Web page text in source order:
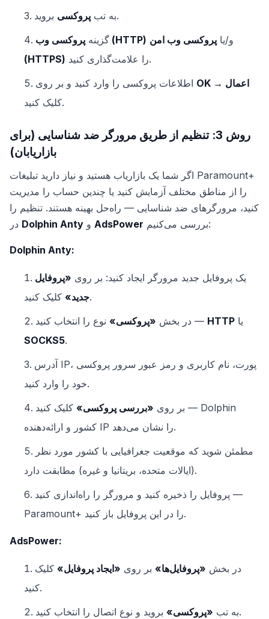
به تب پروکسی
بروید.
گزینه پروکسی وب (HTTP) و/یا پروکسی وب امن
(HTTPS)
را علامت‌گذاری کنید.
OK → اعمال
کلیک کنید.
روش 3: تنظیم از طریق مرورگر ضد شناسایی (برای
بازاریابان)
اگر شما یک بازاریاب هستید و نیاز دارید تبلیغات Paramount+
را از مناطق مختلف آزمایش کنید یا چندین حساب را مدیریت
کنید، مرورگرهای ضد شناسایی — راه‌حل بهینه هستند. تنظیم را
Dolphin Anty AdsPower بررسی می‌کنیم:
Dolphin Anty:
یک پروفایل جدید مرورگر ایجاد کنید: بر روی «پروفایل
جدید»کلیک کنید.
در بخش «پروکسی» نوع را انتخاب کنید — HTTP یا
SOCKS5.
آدرس IP، پورت، نام کاربری و رمز عبور سرور پروکسی
خود را وارد کنید.
بر روی «بررسی پروکسی» کلیک کنید — Dolphin
کشور و ارائه‌دهنده IP را نشان می‌دهد.
مطمئن شوید که موقعیت جغرافیایی با کشور مورد نظر
(ایالات متحده، بریتانیا و غیره) مطابقت دارد.
پروفایل را ذخیره کنید و مرورگر را راه‌اندازی کنید —
Paramount+ را در این پروفایل باز کنید.
AdsPower:
در بخش «پروفایل‌ها» بر روی «ایجاد پروفایل» کلیک
کنید.
به تب «پروکسی»
بروید و نوع اتصال را انتخاب کنید.